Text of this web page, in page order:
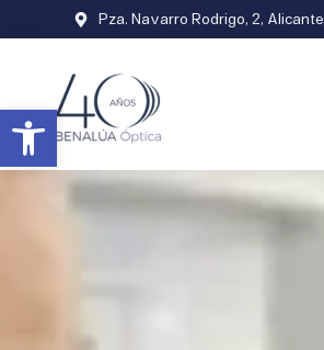
Pza. Navarro Rodrigo, 2, Alicante
Abrir barra de herramientas